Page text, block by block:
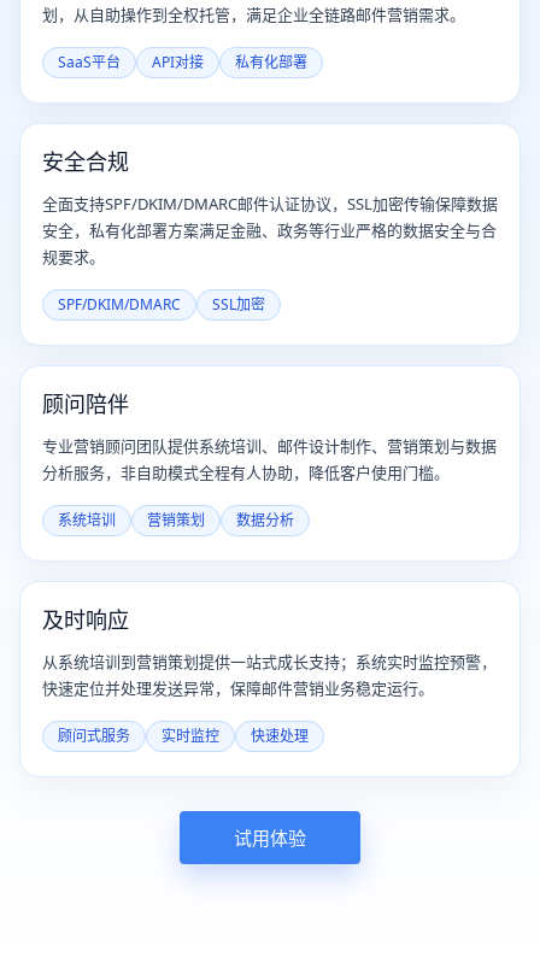
划，从自助操作到全权托管，满足企业全链路邮件营销需求。
SaaS平台 API对接 私有化部署
安全合规
全面支持SPF/DKIM/DMARC邮件认证协议，SSL加密传输保障数据
安全，私有化部署方案满足金融、政务等行业严格的数据安全与合
规要求。
SPF/DKIM/DMARC SSL加密
顾问陪伴
专业营销顾问团队提供系统培训、邮件设计制作、营销策划与数据
分析服务，非自助模式全程有人协助，降低客户使用门槛。
系统培训 营销策划 数据分析
及时响应
从系统培训到营销策划提供一站式成长支持；系统实时监控预警，
快速定位并处理发送异常，保障邮件营销业务稳定运行。
顾问式服务 实时监控 快速处理
试用体验